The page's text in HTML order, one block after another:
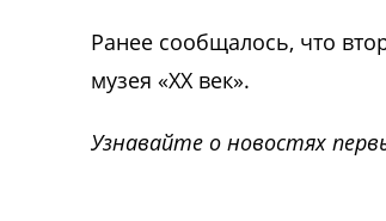
Ранее сообщалось, что
музея «ХХ век».
Узнавайте о новостях